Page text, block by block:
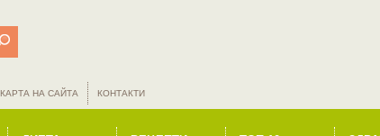
КАРТА НА САЙТА КОНТАКТИ